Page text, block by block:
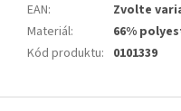
EAN:
Zvolte
Materiál:
66%
Kód produktu: 0101339